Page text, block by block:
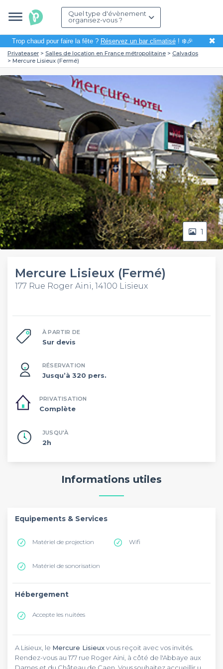
Quel type d'évènement
organisez-vous ?
Trop chaud pour faire la fête ? Réservez un bar climatisé! ❄️🎉 ✖
Privateaser Salles de location en France métropolitaine
Calvados
Mercure Lisieux (Fermé)
1
Mercure Lisieux (Fermé)
177 Rue Roger Aini, 14100 Lisieux
À PARTIR DE
Sur devis
RÉSERVATION
Jusqu’à 320 pers.
PRIVATISATION
Complète
JUSQU'À
2h
Informations utiles
Equipements & Services
Matériel de projection Wifi
Matériel de sonorisation
Hébergement
Accepte les nuitées
A Lisieux, le Mercure Lisieuxvous reçoit avec vos invités.
Rendez-vous au 177 rue Roger Aini, à côté de l'Abbaye aux
Dames et du Château de Caen. Vous souhaitez accueillir un